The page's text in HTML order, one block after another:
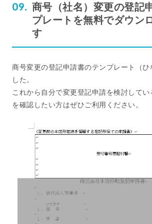
商号（社名）変更の登記
プレートを無料でダウン
す
商号変更の登記申請書のテンプレート（ひ
した。
これから自分で変更登記申請を検討して
を確認したい方はぜひご利用ください。